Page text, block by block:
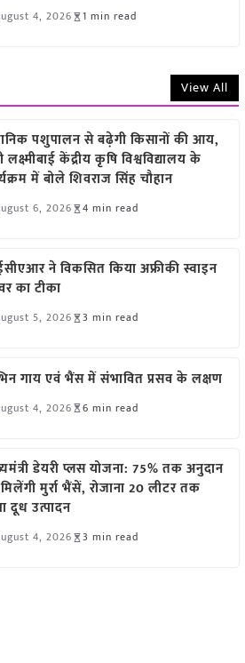
4, 2026 1 min read
View All
पशुपालन से बढ़ेगी किसानों की आय,
लक्ष्मीबाई केंद्रीय कृषि विश्वविद्यालय के
में बोले शिवराज सिंह चौहान
6, 2026 4 min read
ने विकसित किया अफ्रीकी स्वाइन
का टीका
5, 2026 3 min read
गाय एवं भैंस में संभावित प्रसव के लक्षण
4, 2026 6 min read
डेयरी प्लस योजना: 75% तक अनुदान
मुर्रा भैंसें, रोजाना 20 लीटर तक
दूध उत्पादन
4, 2026 3 min read